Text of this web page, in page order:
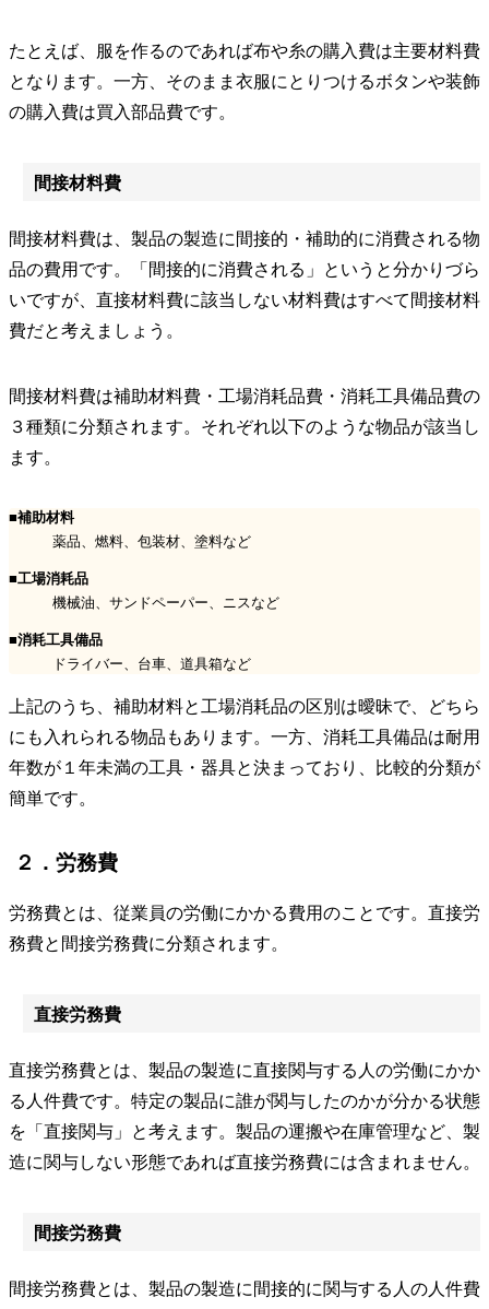
たとえば、服を作るのであれば布や糸の購入費は主要材料費
となります。一方、そのまま衣服にとりつけるボタンや装飾
の購入費は買入部品費です。
間接材料費
間接材料費は、製品の製造に間接的・補助的に消費される物
品の費用です。「間接的に消費される」というと分かりづら
いですが、直接材料費に該当しない材料費はすべて間接材料
費だと考えましょう。
間接材料費は補助材料費・工場消耗品費・消耗工具備品費の
３種類に分類されます。それぞれ以下のような物品が該当し
ます。
■補助材料
薬品、燃料、包装材、塗料など
■工場消耗品
機械油、サンドペーパー、ニスなど
■消耗工具備品
ドライバー、台車、道具箱など
上記のうち、補助材料と工場消耗品の区別は曖昧で、どちら
にも入れられる物品もあります。一方、消耗工具備品は耐用
年数が１年未満の工具・器具と決まっており、比較的分類が
簡単です。
２．労務費
労務費とは、従業員の労働にかかる費用のことです。直接労
務費と間接労務費に分類されます。
直接労務費
直接労務費とは、製品の製造に直接関与する人の労働にかか
る人件費です。特定の製品に誰が関与したのかが分かる状態
を「直接関与」と考えます。製品の運搬や在庫管理など、製
造に関与しない形態であれば直接労務費には含まれません。
間接労務費
間接労務費とは、製品の製造に間接的に関与する人の人件費